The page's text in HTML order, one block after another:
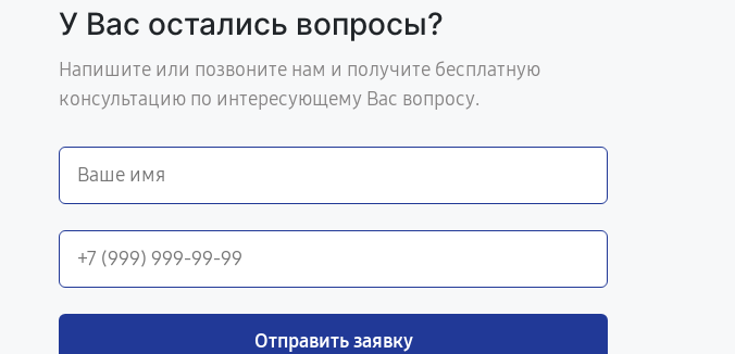
У Вас остались вопросы?
Напишите или позвоните нам и получите бесплатную
консультацию по интересующему Вас вопросу.
Отправить заявку